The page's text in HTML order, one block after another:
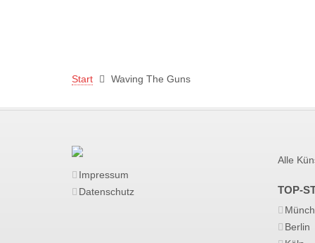
Start Waving The Guns
Impressum
Datenschutz
Alle
TOP-
Berlin